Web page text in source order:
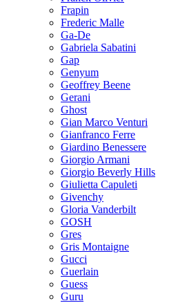
Frapin
Frederic Malle
Ga-De
Gabriela Sabatini
Gap
Genyum
Geoffrey Beene
Gerani
Ghost
Gian Marco Venturi
Gianfranco Ferre
Giardino Benessere
Giorgio Armani
Giorgio Beverly Hills
Giulietta Capuleti
Givenchy
Gloria Vanderbilt
GOSH
Gres
Gris Montaigne
Gucci
Guerlain
Guess
Guru